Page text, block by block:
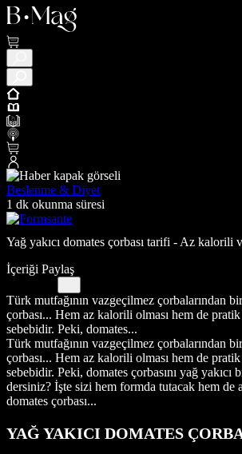
Beslenme & Diyet
1 dk okunma süresi
Yağ yakıcı domates çorbası tarifi - Az kalorili
İçeriği Paylaş
Türk mutfağının vazgeçilmez çorbalarından
çorbası... Hem az kalorili olması hem de
sebebidir. Peki, domates...
Türk mutfağının vazgeçilmez çorbalarından
çorbası... Hem az kalorili olması hem de
sebebidir. Peki, domates çorbasını yağ
dersiniz? İşte sizi hem formda tutacak hem de
domates çorbası...
YAĞ YAKICI DOMATES